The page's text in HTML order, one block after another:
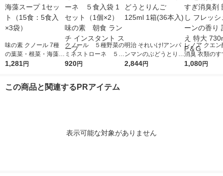
味の素 クノール 7種
の葉菜・根菜・海藻ス
ープ 1セット（15食：
1,281円
クノール ５種野菜の
ミネストローネ ５食
入袋 1セット（1個×
ープ
920円
明治 それいけ!アンパ
ンマンのぶどうとりん
ご 125ml 1箱(36本入)
2,844円
レノア クエ
消臭 衣類のす
臭剤 部屋干
1,080円
この商品と関連するPRアイテム
表示可能な対象がありません